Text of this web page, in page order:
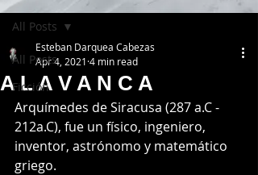
All Posts
Ficción
All Posts
A L A V A N C A
Esteban Darquea Cabezas
Apr 4, 2021 4 min read
Arquímedes de Siracusa (287 a.C -
212a.C), fue un físico, ingeniero,
inventor, astrónomo y matemático
griego.